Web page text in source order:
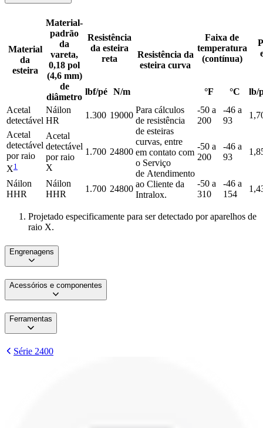
Material
da
esteira
Material-
padrão
da
vareta,
0,18 pol
(4,6 mm)
de
diâmetro
Resistência
da esteira
reta
Resistência da
esteira curva
Faixa de
temperatura
(contínua)
lbf/pé N/m °F °C
lb/
Acetal
detectável
Náilon
HR
1.300 19000
Para cálculos
de resistência
de esteiras
curvas, entre
em contato com
o Serviço
de Atendimento
ao Cliente da
Intralox.
-50 a
200
-46 a
93
Acetal
detectável
por raio
X1
Acetal
detectável
por raio
X
1.700 24800
-50 a
200
-46 a
93
Náilon
HHR
Náilon
HHR
1.700 24800
-50 a
310
-46 a
154
Projetado especificamente para ser detectado por aparelhos de
raio X.
Engrenagens
Acessórios e componentes
Ferramentas
Série 2400